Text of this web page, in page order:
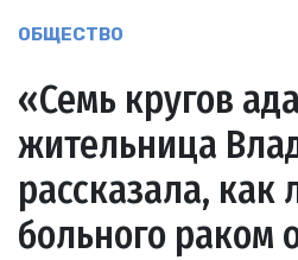
ОБЩЕСТВО
«Семь кругов
жительница
рассказала, как
больного раком